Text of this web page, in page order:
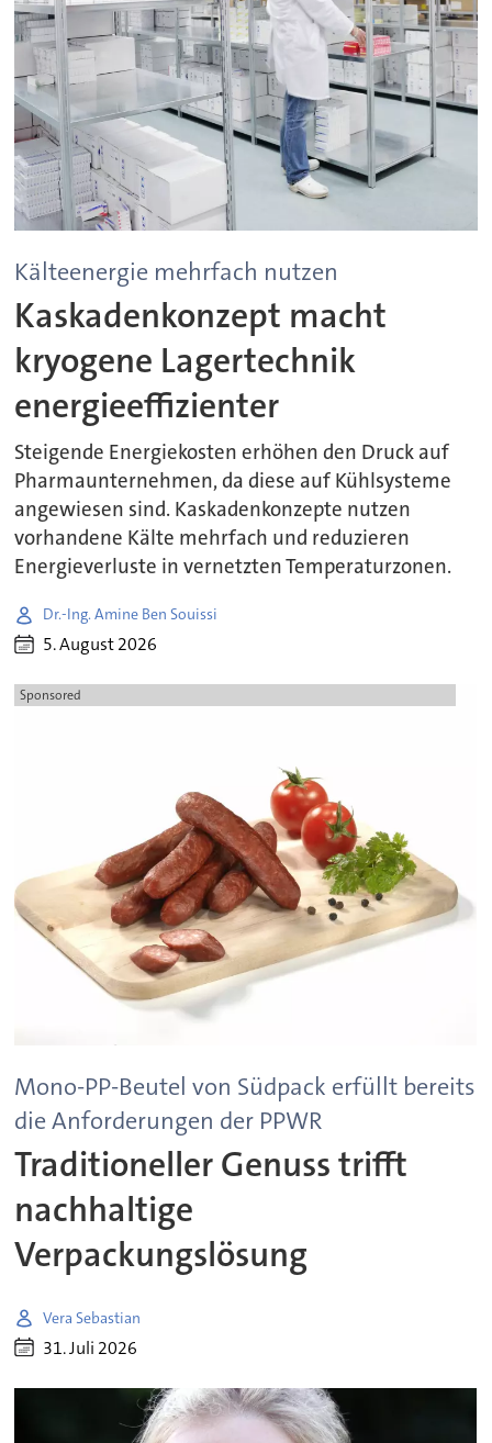
Kälteenergie mehrfach nutzen
Kaskadenkonzept macht
kryogene Lagertechnik
energieeffizienter
Steigende Energiekosten erhöhen den Druck auf
Pharmaunternehmen, da diese auf Kühlsysteme
angewiesen sind. Kaskadenkonzepte nutzen
vorhandene Kälte mehrfach und reduzieren
Energieverluste in vernetzten Temperaturzonen.
Dr.-Ing. Amine Ben Souissi
5. August 2026
Sponsored
Mono-PP-Beutel von Südpack erfüllt bereits
die Anforderungen der PPWR
Traditioneller Genuss trifft
nachhaltige
Verpackungslösung
Vera Sebastian
31. Juli 2026